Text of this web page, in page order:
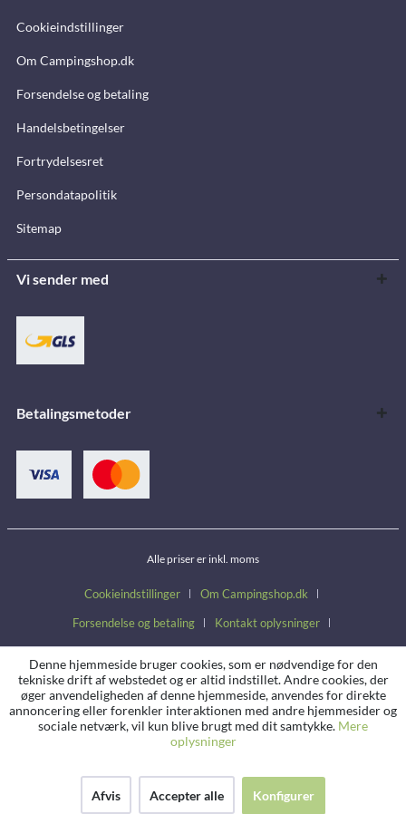
Cookieindstillinger
Om Campingshop.dk
Forsendelse og betaling
Handelsbetingelser
Fortrydelsesret
Persondatapolitik
Sitemap
Vi sender med
Betalingsmetoder
Alle priser er inkl. moms
Cookieindstillinger
Om Campingshop.dk
Forsendelse og betaling
Kontakt oplysninger
Handelsbetingelser
Fortrydelsesret Persondatapolitik
Denne hjemmeside bruger cookies, som er nødvendige for den
tekniske drift af webstedet og er altid indstillet. Andre cookies, der
øger anvendeligheden af denne hjemmeside, anvendes for direkte
annoncering eller forenkler interaktionen med andre hjemmesider og
sociale netværk, vil kun blive brugt med dit samtykke. Mere
oplysninger
Afvis Accepter alle Konfigurer